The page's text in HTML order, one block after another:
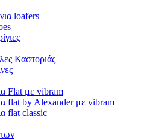
loafers
Καστοριάς
Flat με vibram
flat by Alexander με vibram
flat classic